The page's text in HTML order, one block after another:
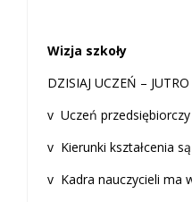
Wizja szkoły
DZISIAJ UCZEŃ –
v Uczeń
v Kierunki kształcenia
v Kadra nauczycieli ma